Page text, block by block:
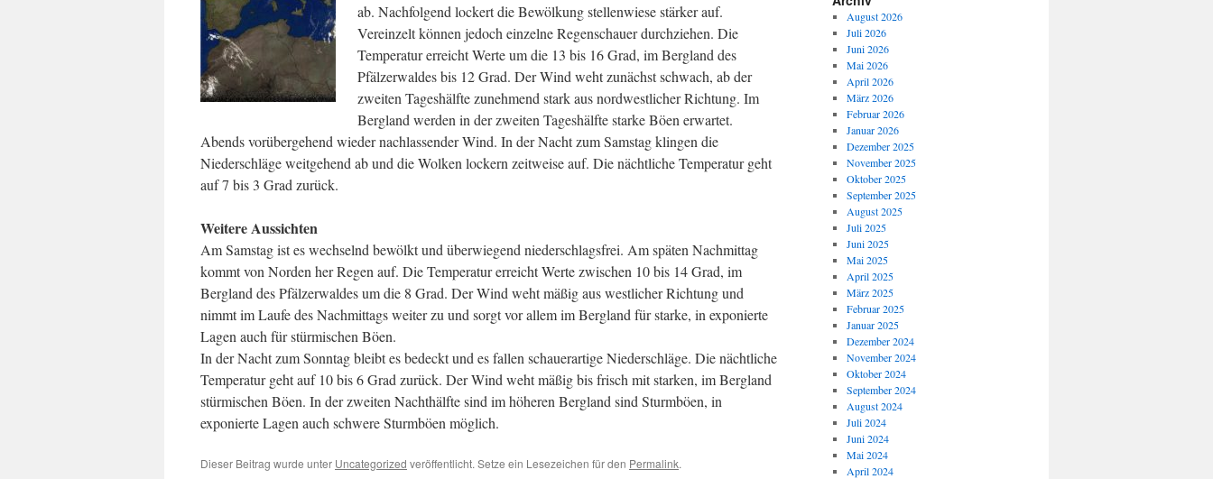
ab. Nachfolgend lockert die Bewölkung stellenwiese stärker auf.
Vereinzelt können jedoch einzelne Regenschauer durchziehen. Die
Temperatur erreicht Werte um die 13 bis 16 Grad, im Bergland des
Pfälzerwaldes bis 12 Grad. Der Wind weht zunächst schwach, ab der
zweiten Tageshälfte zunehmend stark aus nordwestlicher Richtung. Im
Bergland werden in der zweiten Tageshälfte starke Böen erwartet.
Abends vorübergehend wieder nachlassender Wind. In der Nacht zum Samstag klingen die
Niederschläge weitgehend ab und die Wolken lockern zeitweise auf. Die nächtliche Temperatur geht
auf 7 bis 3 Grad zurück.
Weitere Aussichten
Am Samstag ist es wechselnd bewölkt und überwiegend niederschlagsfrei. Am späten Nachmittag
kommt von Norden her Regen auf. Die Temperatur erreicht Werte zwischen 10 bis 14 Grad, im
Bergland des Pfälzerwaldes um die 8 Grad. Der Wind weht mäßig aus westlicher Richtung und
nimmt im Laufe des Nachmittags weiter zu und sorgt vor allem im Bergland für starke, in exponierte
Lagen auch für stürmischen Böen.
In der Nacht zum Sonntag bleibt es bedeckt und es fallen schauerartige Niederschläge. Die nächtliche
Temperatur geht auf 10 bis 6 Grad zurück. Der Wind weht mäßig bis frisch mit starken, im Bergland
stürmischen Böen. In der zweiten Nachthälfte sind im höheren Bergland sind Sturmböen, in
exponierte Lagen auch schwere Sturmböen möglich.
Dieser Beitrag wurde unter Uncategorized veröffentlicht. Setze ein Lesezeichen für den Permalink.
August 2026
Juli 2026
Juni 2026
Mai 2026
April 2026
März 2026
Februar 2026
Januar 2026
Dezember 2025
November 2025
Oktober 2025
September 2025
August 2025
Juli 2025
Juni 2025
Mai 2025
April 2025
März 2025
Februar 2025
Januar 2025
Dezember 2024
November 2024
Oktober 2024
September 2024
August 2024
Juli 2024
Juni 2024
Mai 2024
April 2024